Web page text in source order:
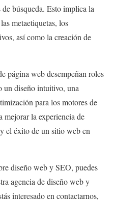
búsqueda. Esto implica la
metaetiquetas, los
así como la creación de
página web desempeñan roles
un diseño intuitivo, una
para los motores de
mejorar la experiencia de
el éxito de un sitio web en
diseño web y SEO, puedes
agencia de diseño web y
interesado en contactarnos,